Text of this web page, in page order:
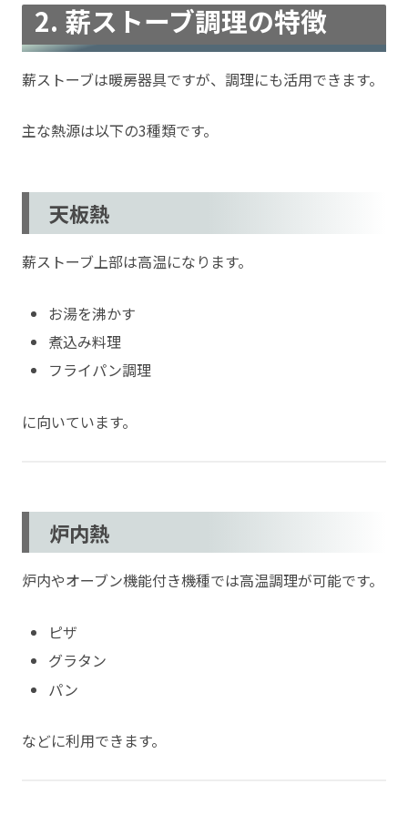
2. 薪ストーブ調理の特徴
薪ストーブは暖房器具ですが、調理にも活用できます。
主な熱源は以下の3種類です。
天板熱
薪ストーブ上部は高温になります。
お湯を沸かす
煮込み料理
フライパン調理
に向いています。
炉内熱
炉内やオーブン機能付き機種では高温調理が可能です。
ピザ
グラタン
パン
などに利用できます。